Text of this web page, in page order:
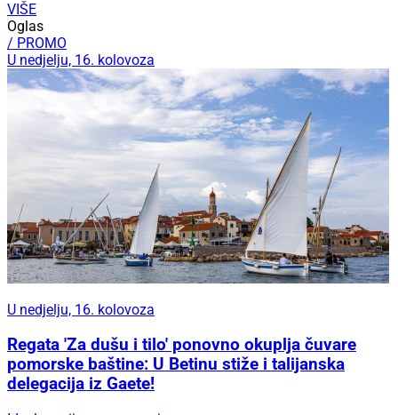
VIŠE
Oglas
/ PROMO
U nedjelju, 16. kolovoza
U nedjelju, 16. kolovoza
Regata 'Za dušu i tilo' ponovno okuplja čuvare
pomorske baštine: U Betinu stiže i talijanska
delegacija iz Gaete!